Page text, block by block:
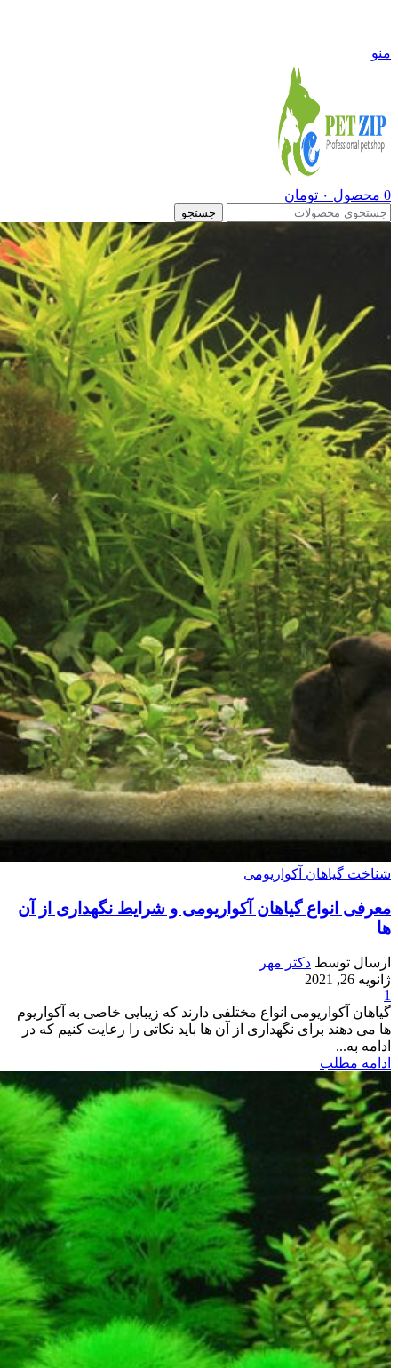
منو
0 محصول ۰ تومان
جستجو
شناخت گیاهان آکواریومی
معرفی انواع گیاهان آکواریومی و شرایط نگهداری از آن
ها
ارسال توسط دکتر مهر
ژانویه 26, 2021
1
گیاهان آکواریومی انواع مختلفی دارند که زیبایی خاصی به آکواریوم
ها می دهند برای نگهداری از آن ها باید نکاتی را رعایت کنیم که در
ادامه به...
ادامه مطلب